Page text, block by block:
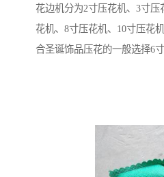
花边机分为2寸压花机、3寸压
花机、8寸压花机、10寸压花
合圣诞饰品压花的一般选择6寸